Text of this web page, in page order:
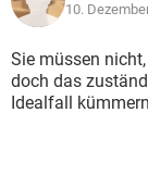
10.
Sie müssen
doch das
Idealfall